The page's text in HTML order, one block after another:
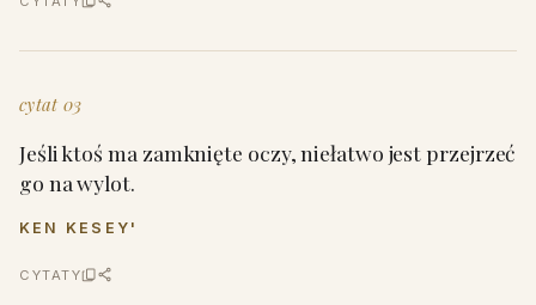
cytat 03
Jeśli ktoś ma zamknięte oczy, niełatwo jest przejrzeć
go na wylot.
KEN KESEY'
CYTATY